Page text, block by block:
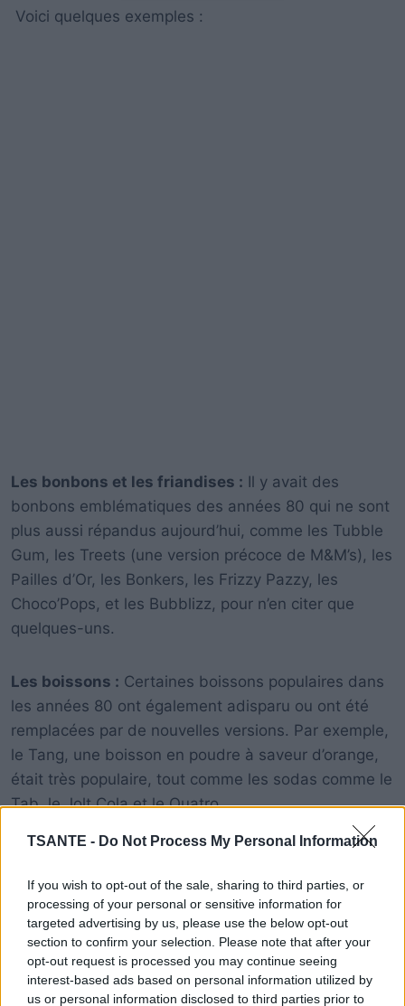
TSANTE - Do Not Process My Personal Information
If you wish to opt-out of the sale, sharing to third parties, or
processing of your personal or sensitive information for
targeted advertising by us, please use the below opt-out
section to confirm your selection. Please note that after your
opt-out request is processed you may continue seeing
interest-based ads based on personal information utilized by
us or personal information disclosed to third parties prior to
Voici quelques exemples :
Les bonbons et les friandises : Il y avait des
bonbons emblématiques des années 80 qui ne sont
plus aussi répandus aujourd’hui, comme les Tubble
Gum, les Treets (une version précoce de M&M’s), les
Pailles d’Or, les Bonkers, les Frizzy Pazzy, les
Choco’Pops, et les Bubblizz, pour n’en citer que
quelques-uns.
Les boissons : Certaines boissons populaires dans
les années 80 ont également adisparu ou ont été
remplacées par de nouvelles versions. Par exemple,
le Tang, une boisson en poudre à saveur d’orange,
était très populaire, tout comme les sodas comme le
Tab, le Jolt Cola et le Quatro.